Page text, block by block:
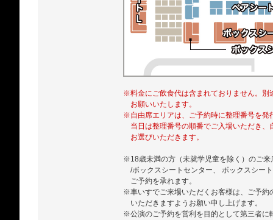
※料金にご飲食代は含まれておりません。別
お願いいたします。
※自由席エリアは、ご予約時に整理番号を発
当日は整理番号の順番でご入場いただき、
お選びいただきます。
※18歳未満の方（未就学児童を除く）のご来
/ボックスシートセンター、 ボックスシー
ご予約を承れます。
※車いすでご来場いただくお客様は、ご予約
いただきますようお願い申し上げます。
※公演のご予約を営利を目的として第三者に